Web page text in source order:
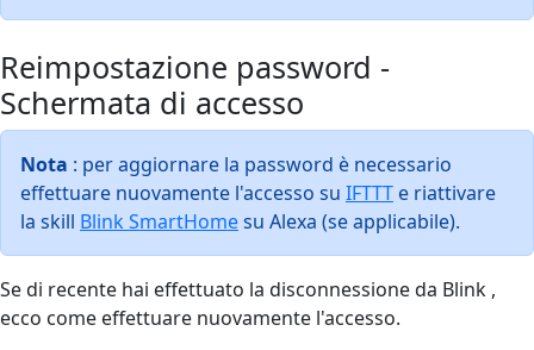
Reimpostazione password -
Schermata di accesso
Nota : per aggiornare la password è necessario
effettuare nuovamente l'accesso su IFTTT e riattivare
la skill Blink SmartHomesu Alexa (se applicabile).
Se di recente hai effettuato la disconnessione da Blink ,
ecco come effettuare nuovamente l'accesso.